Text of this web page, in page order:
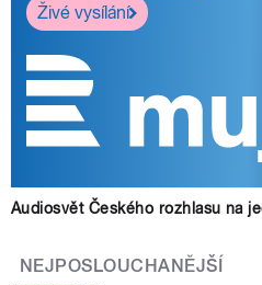
Živé vysílání
Audiosvět Českého rozhlasu na
NEJPOSLOUCHANĚJŠÍ